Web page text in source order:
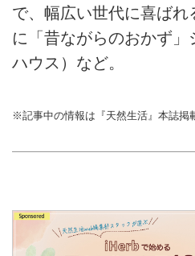
で、幅広い世代に喜ばれ
に「昔ながらのおかず
ハウス）など。
※記事中の情報は『天然生活』本誌掲